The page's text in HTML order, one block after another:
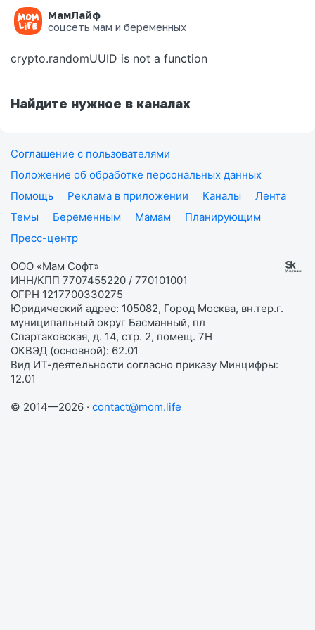
МамЛайф
соцсеть мам и беременных
Ошибка на странице
crypto.randomUUID is not a function
Найдите нужное в каналах
Соглашение с пользователями
Положение об обработке персональных данных
Помощь
Реклама в приложении Каналы
Лента
Темы
Беременным Мамам
Планирующим
Пресс-центр
ООО «Мам Софт»
ИНН/КПП 7707455220 / 770101001
ОГРН 1217700330275
Юридический адрес: 105082, Город Москва, вн.тер.г.
муниципальный округ Басманный, пл
Спартаковская, д. 14, стр. 2, помещ. 7Н
ОКВЭД (основной): 62.01
Вид ИТ-деятельности согласно приказу Минцифры:
12.01
© 2014—2026 · contact@mom.life